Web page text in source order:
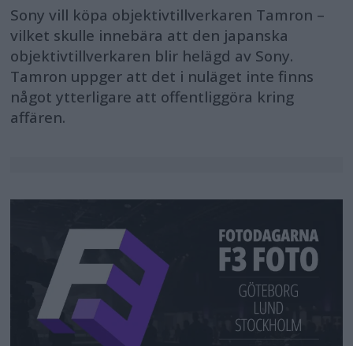
Sony vill köpa objektivtillverkaren Tamron –
vilket skulle innebära att den japanska
objektivtillverkaren blir helägd av Sony.
Tamron uppger att det i nuläget inte finns
något ytterligare att offentliggöra kring
affären.